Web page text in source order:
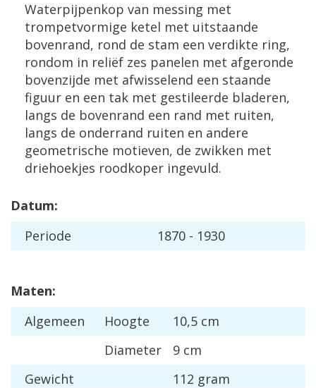
Waterpijpenkop van messing met
trompetvormige ketel met uitstaande
bovenrand, rond de stam een verdikte ring,
rondom in reliëf zes panelen met afgeronde
bovenzijde met afwisselend een staande
figuur en een tak met gestileerde bladeren,
langs de bovenrand een rand met ruiten,
langs de onderrand ruiten en andere
geometrische motieven, de zwikken met
driehoekjes roodkoper ingevuld.
Datum:
Periode
1870 - 1930
Maten:
Algemeen
Hoogte
10,5 cm
Diameter
9 cm
Gewicht
112 gram